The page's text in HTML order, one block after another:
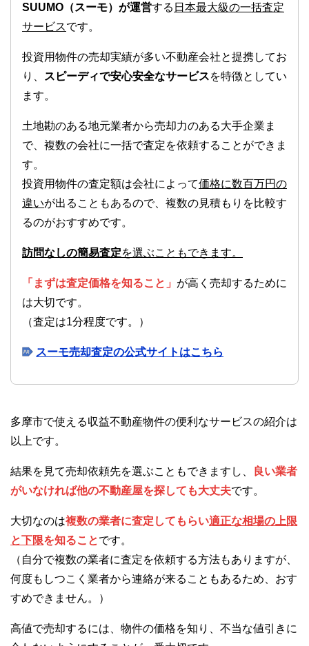
SUUMO（スーモ）が運営する 日本最大級の一括査定
サービスです。
投資用物件の売却実績が多い不動産会社と提携してお
り、
スピーディで安心安全なサービスを特徴としてい
ます。
土地勘のある地元業者から売却力のある大手企業ま
で、複数の会社に一括で査定を依頼することができま
す。
投資用物件の査定額は会社によって価格に数百万円の
違いが出ることもあるので、複数の見積もりを比較す
るのがおすすめです。
訪問なしの簡易査定を選ぶこともできます。
「まずは査定価格を知ること」 が高く売却するために
は大切です。
（査定は1分程度です。）
スーモ売却査定の公式サイトはこちら
多摩市で使える収益不動産物件の便利なサービスの紹介は
以上です。
結果を見て売却依頼先を選ぶこともできますし、
良い業者
がいなければ他の不動産屋を探しても大丈夫です。
大切なのは複数の業者に査定してもらい適正な相場の上限
と下限を知ることです。
（自分で複数の業者に査定を依頼する方法もありますが、
何度もしつこく業者から連絡が来ることもあるため、おす
すめできません。）
高値で売却するには、物件の価格を知り、不当な値引きに